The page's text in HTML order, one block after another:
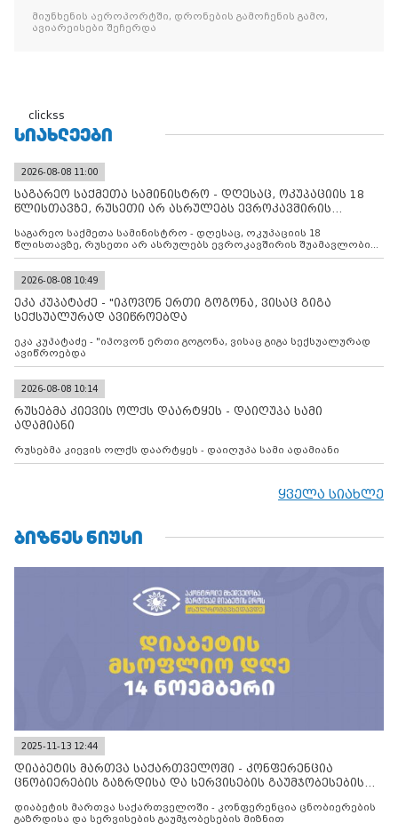
მიუნხენის აეროპორტში, დრონების გამოჩენის გამო,
ავიარეისები შეჩერდა
clickss
ᲡᲘᲐᲮᲚᲔᲔᲑᲘ
2026-08-08 11:00
საგარეო საქმეთა სამინისტრო - დღესაც, ოკუპაციის 18
წლისთავზე, რუსეთი არ ასრულებს ევროკავშირის
საგარეო საქმეთა სამინისტრო - დღესაც, ოკუპაციის 18
წლისთავზე, რუსეთი არ ასრულებს ევროკავშირის შუამავლობით
დადებულ 2008 წლის 12 აგვისტოს ცეცხლის შეწყვეტის
კონტროლს ოკუპირებულ რეგიონებში, აგრძელებს მათი
მილიტარიზაციის პროცესს და აქტიურად დგამს ნაბიჯებს მათი
ფაქტობრივი ანექსიისკენ
2026-08-08 10:49
ეკა კუპატაძე - "იპოვონ ერთი გოგონა, ვისაც გიგა
სექსუალურად ავიწროებდა
ეკა კუპატაძე - "იპოვონ ერთი გოგონა, ვისაც გიგა სექსუალურად
ავიწროებდა
2026-08-08 10:14
რუსებმა კიევის ოლქს დაარტყეს - დაიღუპა სამი
ადამიანი
რუსებმა კიევის ოლქს დაარტყეს - დაიღუპა სამი ადამიანი
ყველა სიახლე
ᲑᲘᲖᲜᲔᲡ ᲜᲘᲣᲡᲘ
2025-11-13 12:44
დიაბეტის მართვა საქართველოში - კონფერენცია
ცნობიერების გაზრდისა და სერვისების გაუმჯობესების
დიაბეტის მართვა საქართველოში - კონფერენცია ცნობიერების
გაზრდისა და სერვისების გაუმჯობესების მიზნით